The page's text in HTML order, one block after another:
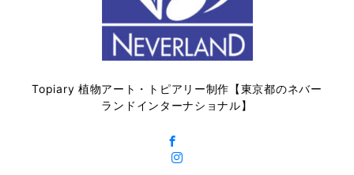
Topiary 植物アート・トピアリー制作【東京都のネバー
ランドインターナショナル】